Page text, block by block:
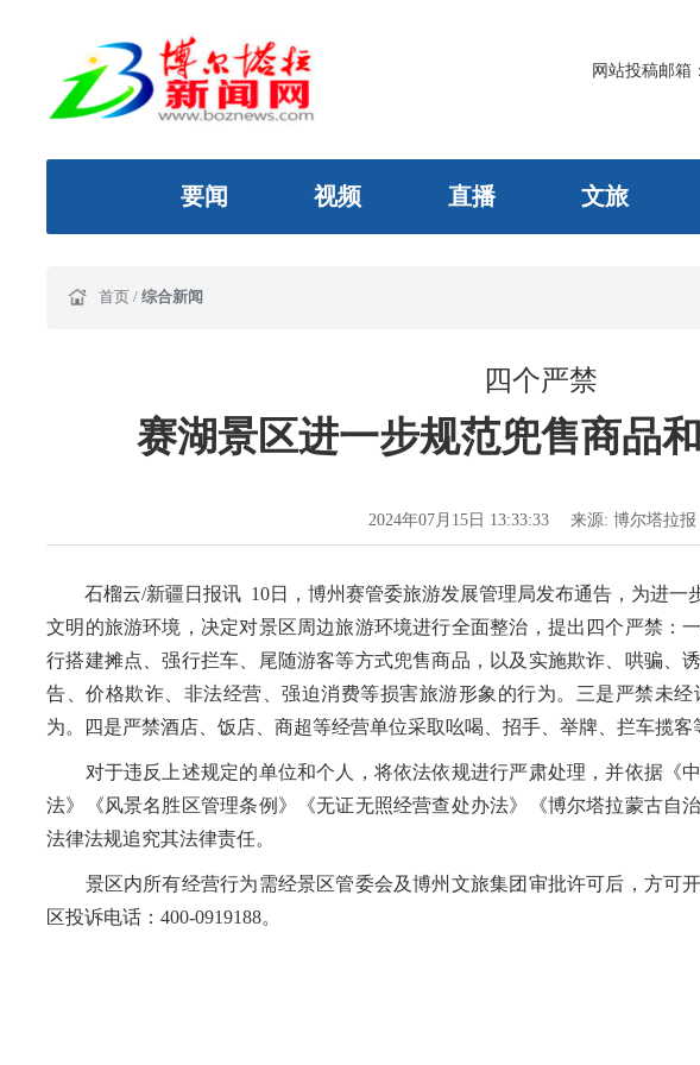
网站投稿邮箱
要闻 视频 直播 文旅
首页 / 综合新闻
四个严禁
赛湖景区进一步规范兜售商品
2024年07月15日 13:33:33 来源: 博尔塔拉报
石榴云/新疆日报讯 10日，博州赛管委旅游发展管理局发布通告，为进一
文明的旅游环境，决定对景区周边旅游环境进行全面整治，提出四个严禁：
行搭建摊点、强行拦车、尾随游客等方式兜售商品，以及实施欺诈、哄骗、
告、价格欺诈、非法经营、强迫消费等损害旅游形象的行为。三是严禁未
为。四是严禁酒店、饭店、商超等经营单位采取吆喝、招手、举牌、拦车揽客
对于违反上述规定的单位和个人，将依法依规进行严肃处理，并依据《
法》《风景名胜区管理条例》《无证无照经营查处办法》《博尔塔拉蒙古自
法律法规追究其法律责任。
景区内所有经营行为需经景区管委会及博州文旅集团审批许可后，方可
区投诉电话：400-0919188。